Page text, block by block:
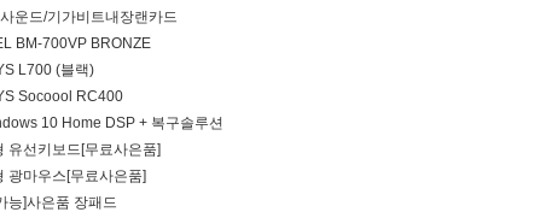
운드/기가비트내장랜카드
BM-700VP BRONZE
L700 (블랙)
Socoool RC400
10 Home DSP + 복구솔루션
유선키보드[무료사은품]
광마우스[무료사은품]
능]사은품 장패드